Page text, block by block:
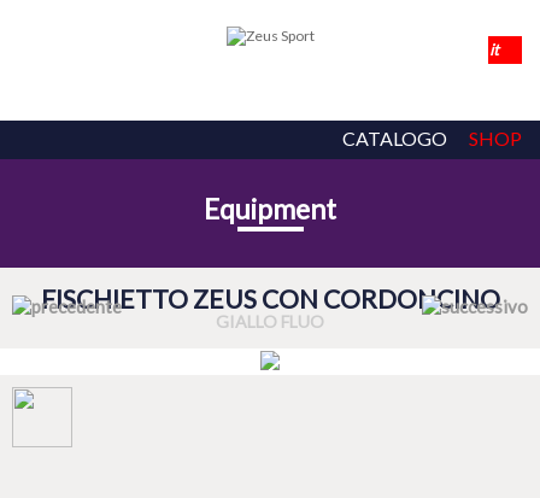
CATALOGO SHOP
Equipment
FISCHIETTO ZEUS CON CORDONCINO
GIALLO FLUO